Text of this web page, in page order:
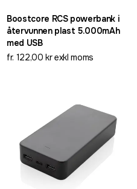
Boostcore RCS powerbank i
återvunnen plast 5.000mAh
med USB
fr. 122,00 kr exkl moms